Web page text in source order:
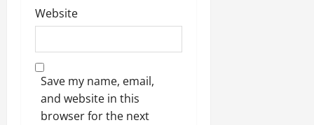
Website
Save my name, email,
and website in this
browser for the next